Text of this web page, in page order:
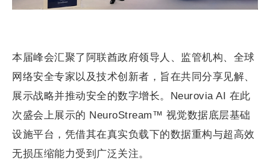
本届峰会汇聚了阿联酋政府领导人、监管机构、全球
网络安全专家以及技术创新者，旨在共同分享见解、
展示战略并推动安全的数字增长。Neurovia AI 在此
次盛会上展示的 NeuroStream™ 视觉数据底层基础
设施平台，凭借其在真实负载下的数据重构与超高效
无损压缩能力受到广泛关注。